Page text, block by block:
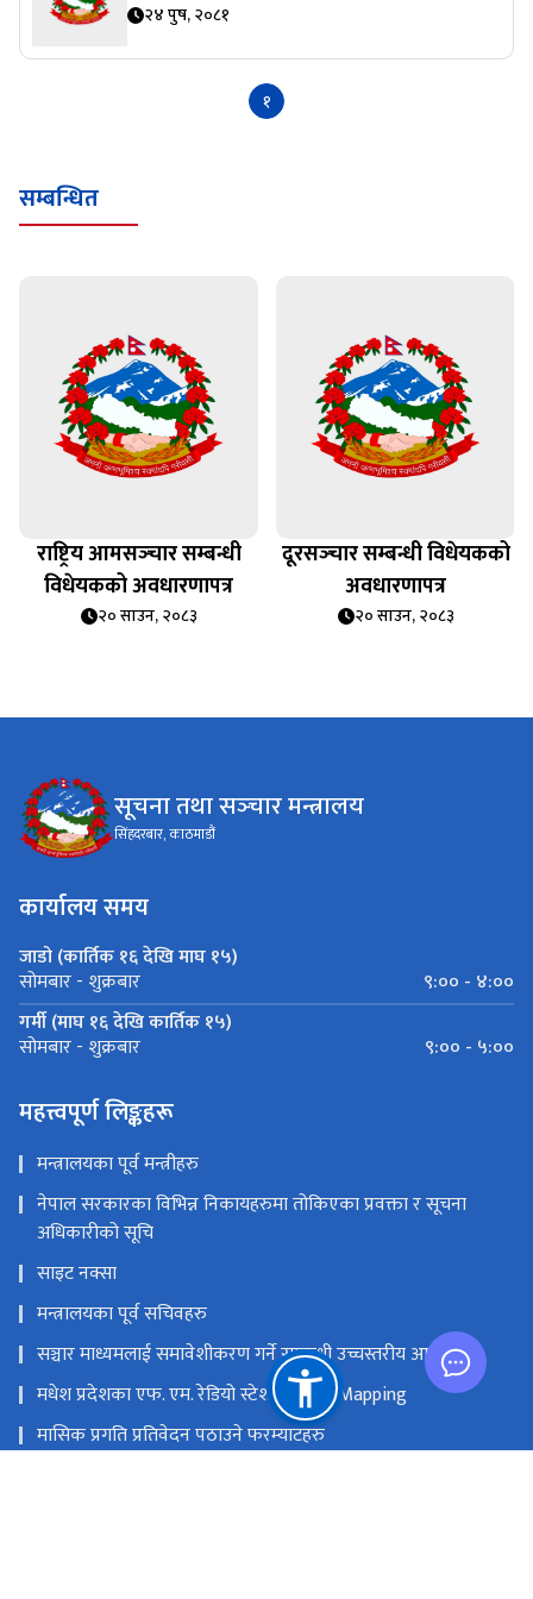
२४ पुष, २०८१
१
सम्बन्धित
राष्ट्रिय आमसञ्‍चार सम्बन्धी
विधेयकको अवधारणापत्र
२० साउन, २०८३
दूरसञ्‍चार सम्बन्धी विधेयकको
अवधारणापत्र
२० साउन, २०८३
सूचना तथा सञ्‍चार मन्त्रालय
सिंहदरबार, काठमाडौं
कार्यालय समय
जाडो (कार्तिक १६ देखि माघ १५)
सोमबार - शुक्रबार
९:०० - ४:००
गर्मी (माघ १६ देखि कार्तिक १५)
सोमबार - शुक्रबार ९:०० - ५:००
महत्त्वपूर्ण लिङ्कहरू
मन्त्रालयका पूर्व मन्त्रीहरु
नेपाल सरकारका विभिन्न निकायहरुमा तोकिएका प्रवक्ता र सूचना
अधिकारीको सूचि
साइट नक्सा
मन्त्रालयका पूर्व सचिवहरु
सञ्चार माध्यमलाई समावेशीकरण गर्ने सम्बन्धी उच्चस्तरीय आयोग
मधेश प्रदेशका एफ. एम. रेडियो स्टेशनको GIS Mapping
मासिक प्रगति प्रतिवेदन पठाउने फरम्याटहरु